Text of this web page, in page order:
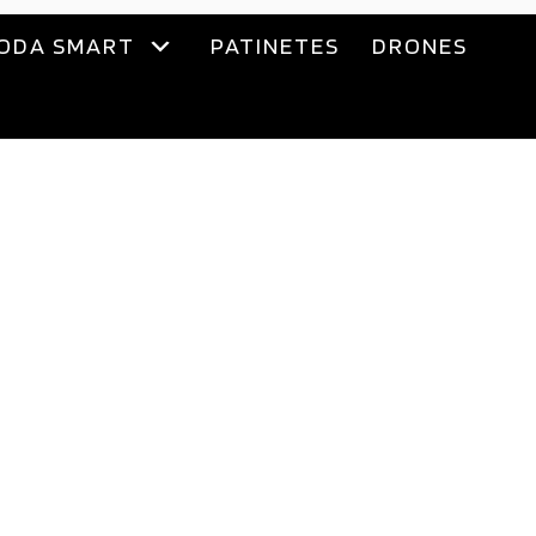
SMART PATINETES DRONES